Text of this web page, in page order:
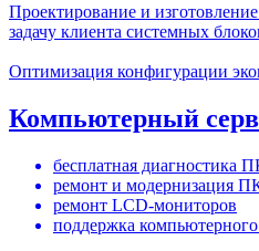
Проектирование и
задачу клиента системных
Оптимизация конфигурации
Компьютерный
бесплатная диагностика
ремонт и модернизация
ремонт LCD-мониторов
поддержка